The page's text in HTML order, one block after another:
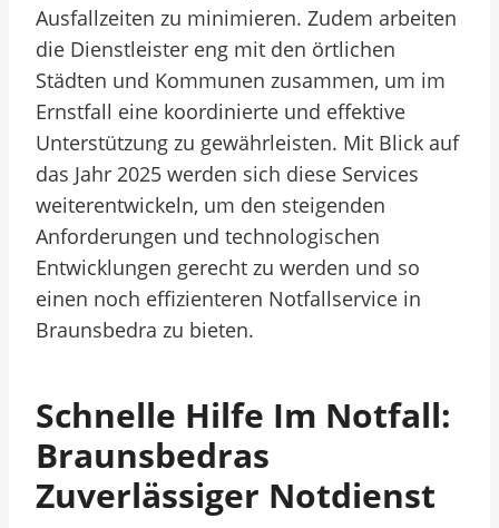
Ausfallzeiten zu minimieren. Zudem arbeiten
die Dienstleister eng mit den örtlichen
Städten und Kommunen zusammen, um im
Ernstfall eine koordinierte und effektive
Unterstützung zu gewährleisten. Mit Blick auf
das Jahr 2025 werden sich diese Services
weiterentwickeln, um den steigenden
Anforderungen und technologischen
Entwicklungen gerecht zu werden und so
einen noch effizienteren Notfallservice in
Braunsbedra zu bieten.
Schnelle Hilfe Im Notfall:
Braunsbedras
Zuverlässiger Notdienst